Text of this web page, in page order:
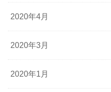
2020年4月
2020年3月
2020年1月